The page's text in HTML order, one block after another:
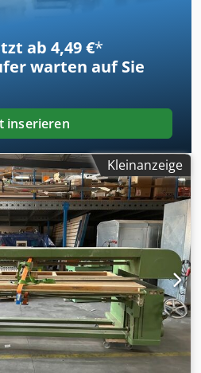
ab 4,49 €*
warten auf Sie
inserieren
Kleinanzeige